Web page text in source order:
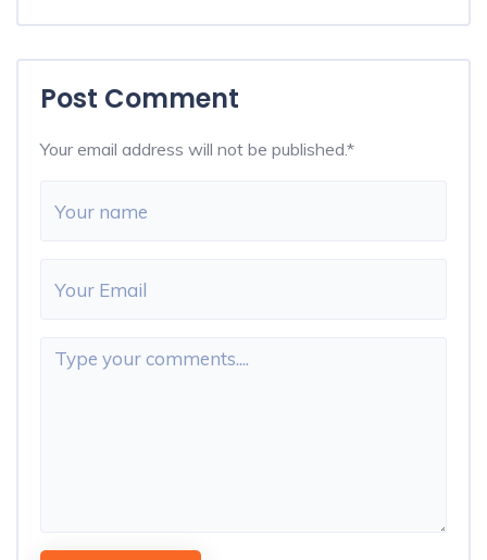
Post Comment
Your email address will not be published.*